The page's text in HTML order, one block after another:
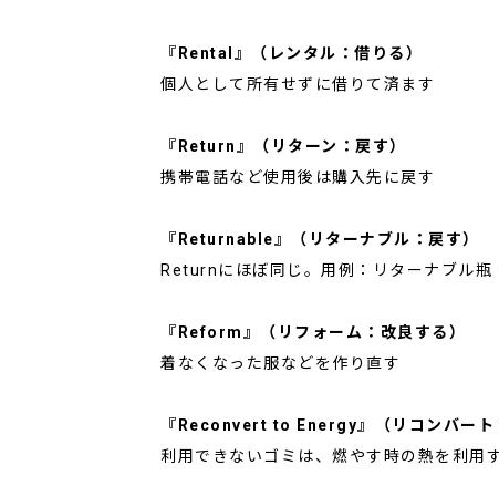
『Rental』（レンタル：借りる）
個人として所有せずに借りて済ます
『Return』（リターン：戻す）
携帯電話など使用後は購入先に戻す
『Returnable』（リターナブル：戻す）
Returnにほぼ同じ。用例：リターナブル瓶
『Reform』（リフォーム：改良する）
着なくなった服などを作り直す
『Reconvert to Energy』（リコンバート
利用できないゴミは、燃やす時の熱を利用